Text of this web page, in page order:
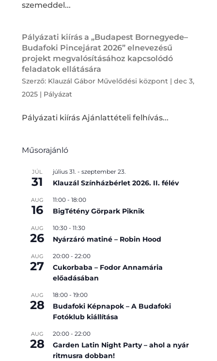
szemeddel...
Pályázati kiírás a „Budapest Bornegyede–
Budafoki Pincejárat 2026” elnevezésű
projekt megvalósításához kapcsolódó
feladatok ellátására
Szerző: Klauzál Gábor Művelődési központ| dec 3,
2025| Pályázat
Pályázati kiírás Ajánlattételi felhívás...
Műsorajánló
JÚL
31
július 31. - szeptember 23.
Klauzál Színházbérlet 2026. II. félév
AUG
16
11:00- 18:00
BigTétény Görpark Piknik
AUG
26
10:30- 11:30
Nyárzáró matiné – Robin Hood
AUG
27
20:00- 22:00
Cukorbaba – Fodor Annamária
előadásában
AUG
28
18:00- 19:00
Budafoki Képnapok – A Budafoki
Fotóklub kiállítása
AUG
28
20:00- 22:00
Garden Latin Night Party – ahol a nyár
ritmusra dobban!